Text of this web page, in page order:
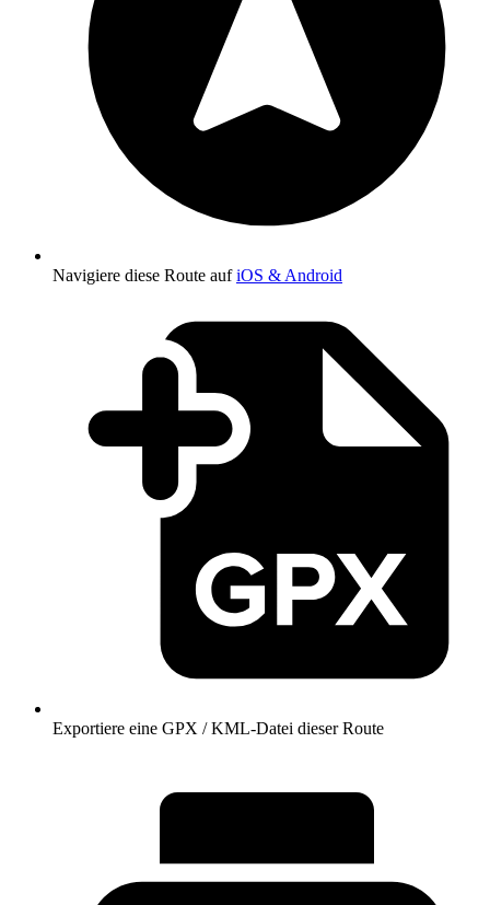
Navigiere diese Route aufiOS & Android
Exportiere eine GPX / KML-Datei dieser Route